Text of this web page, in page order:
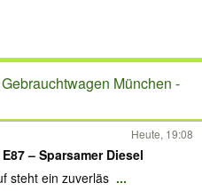
Gebrauchtwagen München -
Heute, 19:08
– Sparsamer Diesel
steht ein zuverläs ...